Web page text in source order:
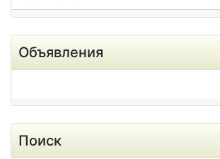
Объявления
Поиск